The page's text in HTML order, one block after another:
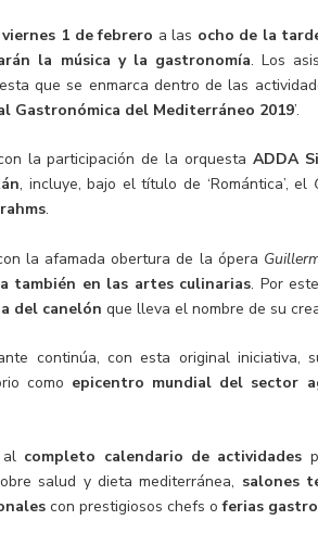
viernes 1 de febrero a las ocho de la
la música y la gastronomía. Los
que se enmarca dentro de las
Gastronómica del Mediterráneo 2019’.
la participación de la orquesta ADDA
, incluye, bajo el título de ‘Romántica’, el
.
la afamada obertura de la ópera
también en las artes culinarias. Por
del canelón que lleva el nombre de su
continúa, con esta original iniciativa,
como epicentro mundial del sector
completo calendario de actividades
salud y dieta mediterránea, salones
con prestigiosos chefs oferias